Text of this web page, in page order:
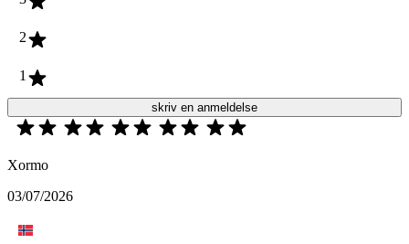
2
1
skriv en anmeldelse
Xormo
03/07/2026